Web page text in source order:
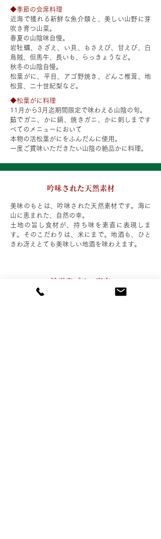
◆季節の会席料理
近海で獲れる新鮮な魚介類と、美しい山野に芽
吹き育つ山菜。
春夏の山陰味自慢。
岩牡蠣、さざえ、い貝、もさえび、甘えび、白
鳥賊、但馬牛、長いも、らっきょうなど。
秋冬の山陰自慢。
松葉がに、平目、アゴ野焼き、どんこ椎茸、地
松茸、二十世紀梨など。
◆松葉がに料理
11月から3月迄期間限定で味わえる山陰の旬。
茹でガニ、かに鍋、焼きガニ、かに刺しまです
べてのメニューにおいて
本物の活松葉がにをふんだんに使用。
一度ご賞味いただきたい山陰の絶品かに料理。
吟味された天然素材
美味のもとは、吟味された天然素材です。海に
山に恵まれた、自然の幸。
土地の旨し食材が、持ち味を素直に表現しま
す。そのこだわりは、米にまで。地酒も、ひと
きわ冴えとても美味しい地酒を味わえます。
​披露宴プラン案内